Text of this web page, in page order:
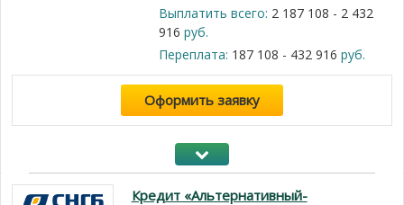
Выплатить всего: 2 187 108 - 2 432
916 руб.
Переплата: 187 108 - 432 916 руб.
Оформить заявку
Кредит «Альтернативный-